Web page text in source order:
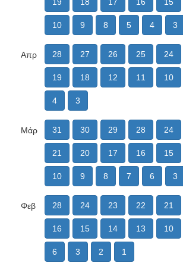
10 9 8 5 4 3
Απρ 28 27 26 25 24
19 18 12 11 10
4 3
Μάρ 31 30 29 28 24
21 20 17 16 15
10 9 8 7 6 3
Φεβ 28 24 23 22 21
16 15 14 13 10
6 3 2 1